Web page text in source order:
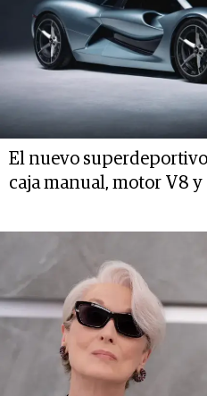
El nuevo
caja manual, motor V8